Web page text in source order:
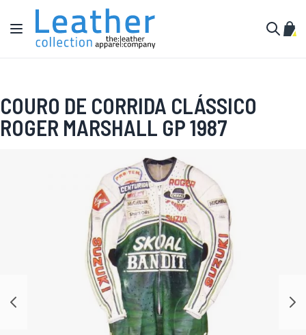
Pular para o conteúdo
Alternar Nav
COURO DE CORRIDA CLÁSSICO
ROGER MARSHALL GP 1987